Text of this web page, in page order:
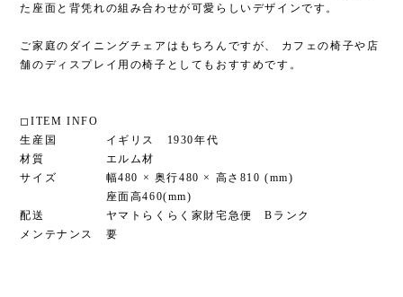
た座面と背凭れの組み合わせが可愛らしいデザインです。
ご家庭のダイニングチェアはもちろんですが、 カフェの椅子や店
舗のディスプレイ用の椅子としてもおすすめです。
◻︎ITEM INFO
生産国 イギリス 1930年代
材質 エルム材
サイズ 幅480 × 奥行480 × 高さ810 (mm)
座面高460(mm)
配送 ヤマトらくらく家財宅急便 Bランク
メンテナンス 要